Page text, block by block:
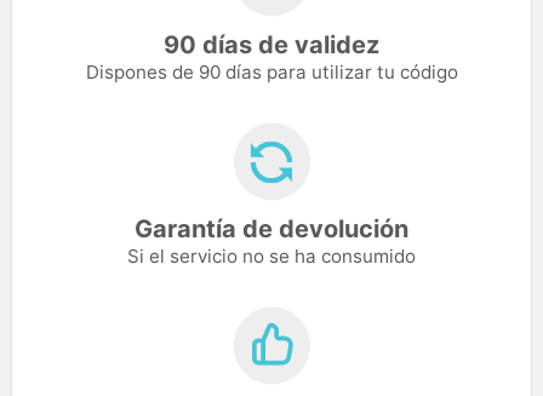
90 días de validez
Dispones de 90 días para utilizar tu código
Garantía de devolución
Si el servicio no se ha consumido